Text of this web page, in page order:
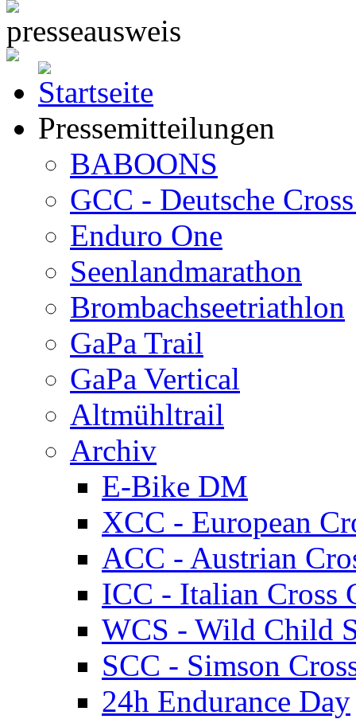
Pressemitteilungen
BABOONS
GCC - Deutsche
Enduro One
Seenlandmarathon
Brombachseetriathlon
GaPa Trail
GaPa Vertical
Altmühltrail
Archiv
E-Bike DM
XCC - European
ACC - Austrian
ICC - Italian Cross
WCS - Wild Child
SCC - Simson
24h Endurance Day